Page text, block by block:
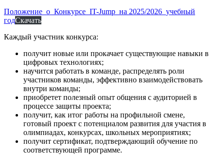
Положение_о_Конкурсе_IT-Jump_на 2025/2026_учебный
годСкачать
Каждый участник конкурса:
получит новые или прокачает существующие навыки в
цифровых технологиях;
научится работать в команде, распределять роли
участников команды, эффективно взаимодействовать
внутри команды;
приобретет полезный опыт общения с аудиторией в
процессе защиты проекта;
получит, как итог работы на профильной смене,
готовый проект с потенциалом развития для участия в
олимпиадах, конкурсах, школьных мероприятиях;
получит сертификат, подтверждающий обучение по
соответствующей программе.